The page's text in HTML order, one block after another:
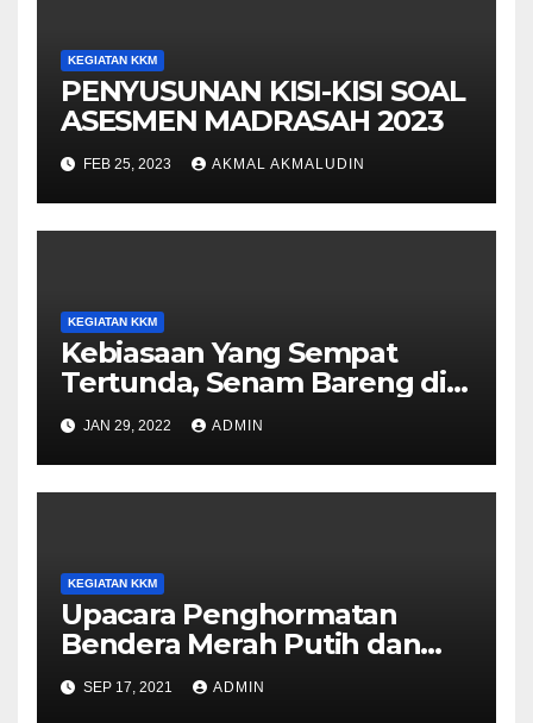
KEGIATAN KKM
PENYUSUNAN KISI-KISI SOAL
ASESMEN MADRASAH 2023
FEB 25, 2023 AKMAL AKMALUDIN
KEGIATAN KKM
Kebiasaan Yang Sempat
Tertunda, Senam Bareng di
MTs Negeri 1 Lombok Barat
JAN 29, 2022 ADMIN
KEGIATAN KKM
Upacara Penghormatan
Bendera Merah Putih dan
Doa Tanggal 17 di MTs Negeri
1 Lombok Barat
SEP 17, 2021 ADMIN